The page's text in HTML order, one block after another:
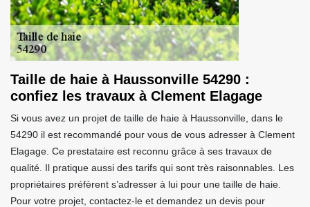
Taille de haie à Haussonville 54290 :
confiez les travaux à Clement Elagage
Si vous avez un projet de taille de haie à Haussonville, dans le
54290 il est recommandé pour vous de vous adresser à Clement
Elagage. Ce prestataire est reconnu grâce à ses travaux de
qualité. Il pratique aussi des tarifs qui sont très raisonnables. Les
propriétaires préfèrent s’adresser à lui pour une taille de haie.
Pour votre projet, contactez-le et demandez un devis pour